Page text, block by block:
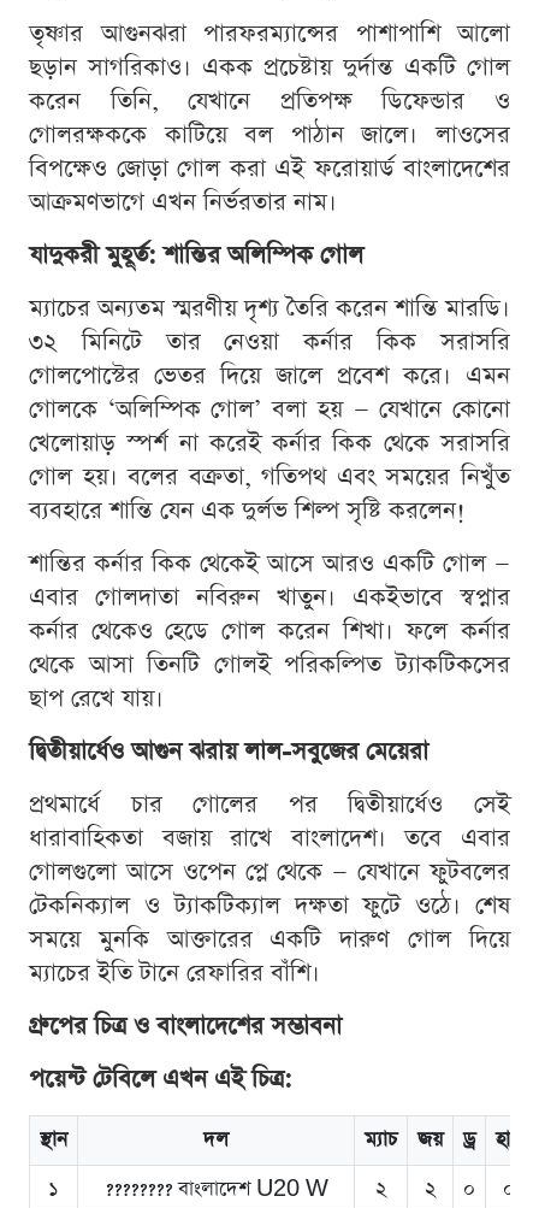
তৃষ্ণার আগুনঝরা পারফরম্যান্সের পাশাপাশি আলো
ছড়ান সাগরিকাও। একক প্রচেষ্টায় দুর্দান্ত একটি গোল
করেন তিনি, যেখানে প্রতিপক্ষ ডিফেন্ডার ও
গোলরক্ষককে কাটিয়ে বল পাঠান জালে। লাওসের
বিপক্ষেও জোড়া গোল করা এই ফরোয়ার্ড বাংলাদেশের
আক্রমণভাগে এখন নির্ভরতার নাম।
যাদুকরী মুহূর্ত: শান্তির অলিম্পিক গোল
ম্যাচের অন্যতম স্মরণীয় দৃশ্য তৈরি করেন শান্তি মারডি।
৩২ মিনিটে তার নেওয়া কর্নার কিক সরাসরি
গোলপোস্টের ভেতর দিয়ে জালে প্রবেশ করে। এমন
গোলকে ‘অলিম্পিক গোল’ বলা হয় — যেখানে কোনো
খেলোয়াড় স্পর্শ না করেই কর্নার কিক থেকে সরাসরি
গোল হয়। বলের বক্রতা, গতিপথ এবং সময়ের নিখুঁত
ব্যবহারে শান্তি যেন এক দুর্লভ শিল্প সৃষ্টি করলেন!
শান্তির কর্নার কিক থেকেই আসে আরও একটি গোল —
এবার গোলদাতা নবিরুন খাতুন। একইভাবে স্বপ্নার
কর্নার থেকেও হেডে গোল করেন শিখা। ফলে কর্নার
থেকে আসা তিনটি গোলই পরিকল্পিত ট্যাকটিকসের
ছাপ রেখে যায়।
দ্বিতীয়ার্ধেও আগুন ঝরায় লাল-সবুজের মেয়েরা
প্রথমার্ধে চার গোলের পর দ্বিতীয়ার্ধেও সেই
ধারাবাহিকতা বজায় রাখে বাংলাদেশ। তবে এবার
গোলগুলো আসে ওপেন প্লে থেকে — যেখানে ফুটবলের
টেকনিক্যাল ও ট্যাকটিক্যাল দক্ষতা ফুটে ওঠে। শেষ
সময়ে মুনকি আক্তারের একটি দারুণ গোল দিয়ে
ম্যাচের ইতি টানে রেফারির বাঁশি।
গ্রুপের চিত্র ও বাংলাদেশের সম্ভাবনা
পয়েন্ট টেবিলে এখন এই চিত্র:
স্থান দল ম্যাচ জয় ড্র
হার
১
???????? বাংলাদেশ U20 W ২ ২ ০
০